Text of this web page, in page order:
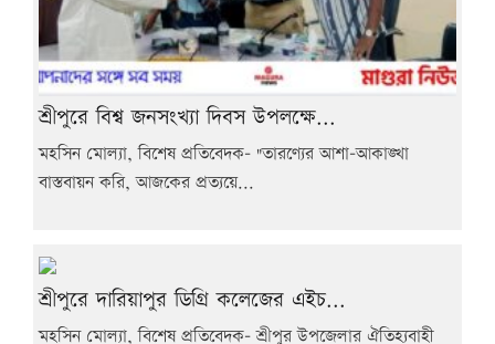
শ্রীপুরে বিশ্ব জনসংখ্যা দিবস উপলক্ষে...
মহসিন মোল্যা, বিশেষ প্রতিবেদক- "তারণ্যের আশা-আকাঙ্খা
বাস্তবায়ন করি, আজকের প্রত্যয়ে...
শ্রীপুরে দারিয়াপুর ডিগ্রি কলেজের এইচ...
মহসিন মোল্যা, বিশেষ প্রতিবেদক- শ্রীপুর উপজেলার ঐতিহ্যবাহী